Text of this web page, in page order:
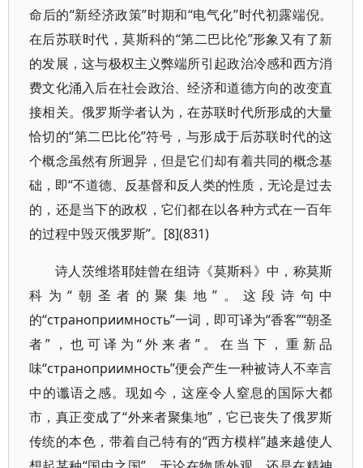
命后的“新经济政策”时期和“电气化”时代初露端倪。
在后苏联时代，莫斯科的“第二巴比伦”形象又有了新
的发展，这与极权主义弊端所引起政治冷感和西方消
费文化涌入后在社会政治、经济和道德方向的改变直
接相关。俄罗斯学者认为，在苏联时代所形成的大量
恰切的“第二巴比伦”符号，与形成于后苏联时代的这
个概念虽然有所迥异，但是它们却有着共同的概念基
础，即“不道德、反基督和反人类的性质，无论是过去
的，还是当下的政权，它们都在以各种方式在一百年
的过程中毁灭俄罗斯”。[8](831)
诗人茨维塔耶娃曾在组诗《莫斯科》中，称莫斯
科为“朝圣者的聚集地”。这段诗句中
的“страноприимность”一词，即可译为“香客”“朝圣
者”，也可译为“外来者”。在当下，重新品
味“страноприимность”便会产生一种被诗人不幸言
中的谶语之感。现如今，这座令人窒息的国际大都
市，真正变成了“外来者聚集地”，它已丧失了俄罗斯
传统的本色，带着自己特有的“西方模样”越来越使人